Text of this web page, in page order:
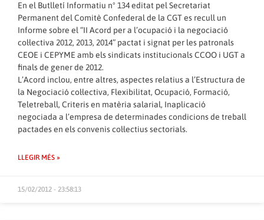
En el Butlletí Informatiu nº 134 editat pel Secretariat
Permanent del Comitè Confederal de la CGT es recull un
Informe sobre el “II Acord per a l’ocupació i la negociació
col·lectiva 2012, 2013, 2014” pactat i signat per les patronals
CEOE i CEPYME amb els sindicats institucionals CCOO i UGT a
finals de gener de 2012.
L’Acord inclou, entre altres, aspectes relatius a l’Estructura de
la Negociació col·lectiva, Flexibilitat, Ocupació, Formació,
Teletreball, Criteris en matèria salarial, Inaplicació
negociada a l’empresa de determinades condicions de treball
pactades en els convenis col·lectius sectorials.
LLEGIR MÉS »
15/02/2012 - 23:58:13